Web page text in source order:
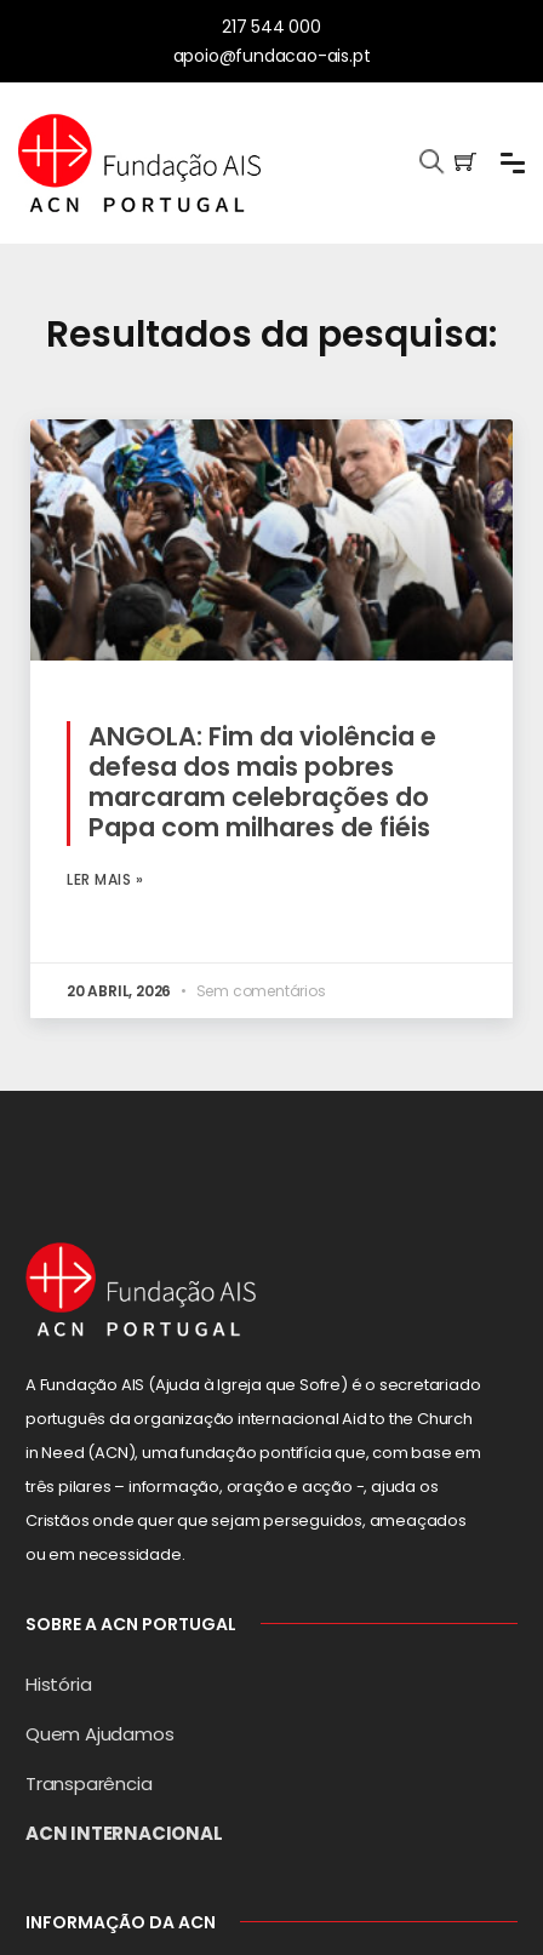
217 544 000
apoio@fundacao-ais.pt
Resultados da pesquisa:
ANGOLA: Fim da violência e
defesa dos mais pobres
marcaram celebrações do
Papa com milhares de fiéis
LER MAIS »
20 ABRIL, 2026 Sem comentários
A Fundação AIS (Ajuda à Igreja que Sofre) é o secretariado
português da organização internacional Aid to the Church
in Need (ACN), uma fundação pontifícia que, com base em
três pilares – informação, oração e acção -, ajuda os
Cristãos onde quer que sejam perseguidos, ameaçados
ou em necessidade.
SOBRE A ACN PORTUGAL
História
Quem Ajudamos
Transparência
ACN INTERNACIONAL
INFORMAÇÃO DA ACN